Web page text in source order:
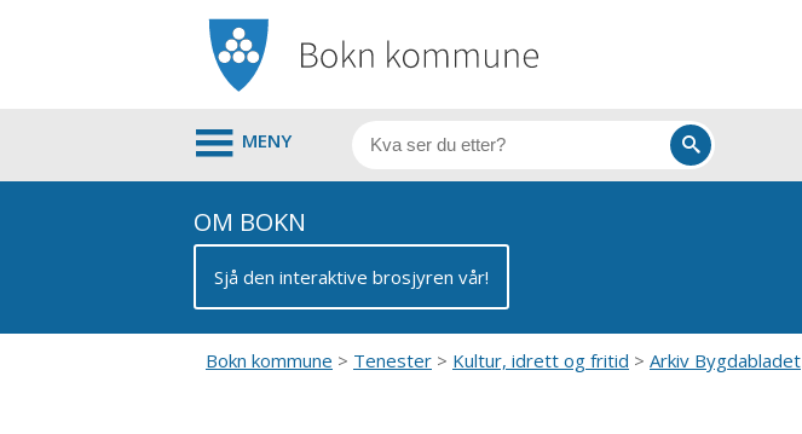
MENY
OM BOKN
Sjå den interaktive brosjyren vår!
Bokn kommune Tenester Kultur, idrett og fritid Arkiv Bygdabladet